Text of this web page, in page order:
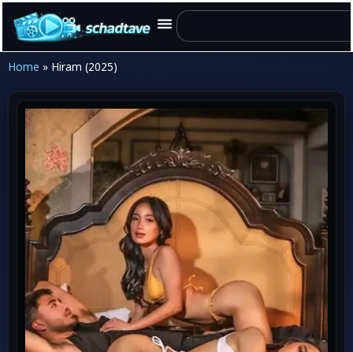
Home » Hiram (2025)